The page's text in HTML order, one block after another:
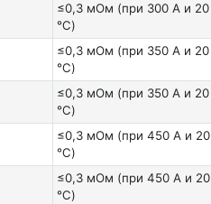
≤0,3 мОм (при 300 А и 20
℃)
≤0,3 мОм (при 350 А и 20
℃)
≤0,3 мОм (при 350 А и 20
℃)
≤0,3 мОм (при 450 А и 20
℃)
≤0,3 мОм (при 450 А и 20
℃)